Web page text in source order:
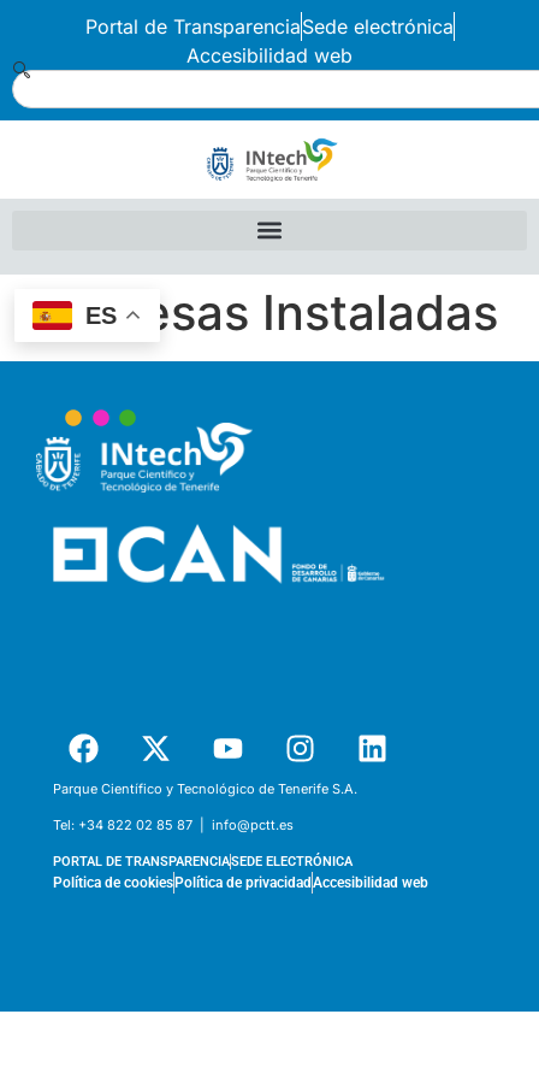
Portal de TransparenciaSede electrónica
Accesibilidad web
ES
Empresas Instaladas
Parque Científico y Tecnológico de Tenerife S.A.
Tel: +34 822 02 85 87 | info@pctt.es
PORTAL DE TRANSPARENCIASEDE ELECTRÓNICA
Política de cookiesPolítica de privacidadAccesibilidad web